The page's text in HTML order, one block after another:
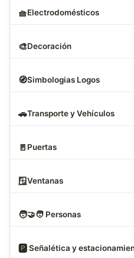
🧺Electrodomésticos
🎨Decoración
🧭Simbologias Logos
🚗Transporte y Vehículos
🚪 Puertas
🪟Ventanas
🧑‍🤝‍🧑 Personas
🅿 Señalética y